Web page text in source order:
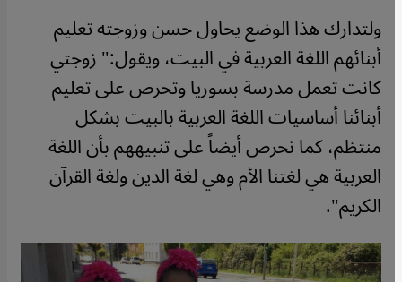
ولتدارك هذا الوضع يحاول حسن وزوجته تعليم
أبنائهم اللغة العربية في البيت، ويقول:" زوجتي
كانت تعمل مدرسة بسوريا وتحرص على تعليم
أبنائنا أساسيات اللغة العربية بالبيت بشكل
منتظم، كما نحرص أيضاً على تنبيههم بأن اللغة
العربية هي لغتنا الأم وهي لغة الدين ولغة القرآن
الكريم".